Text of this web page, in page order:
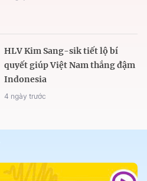
HLV Kim Sang-sik tiết lộ bí
quyết giúp Việt Nam thắng đậm
Indonesia
4 ngày trước